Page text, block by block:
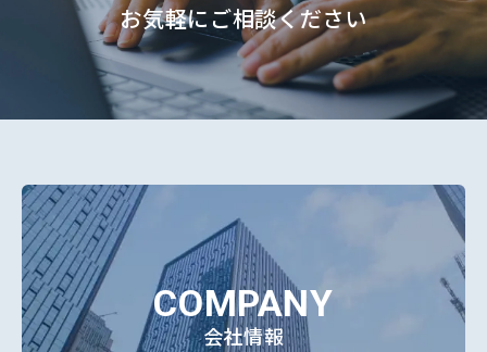
お気軽にご相談ください
COMPANY
会社情報